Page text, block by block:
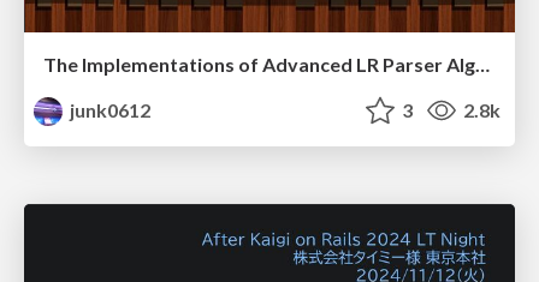
The Implementations of Advanced LR Parser Algorithm
junk0612
3 2.8k